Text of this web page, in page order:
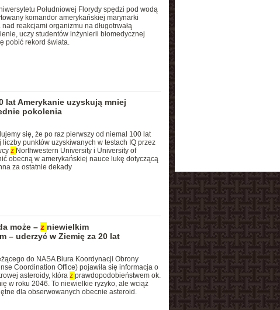
Południowej Florydy spędzi pod wodą
komandor amerykańskiej marynarki
reakcjami organizmu na długotrwałą
uczy studentów inżynierii biomedycznej
pobić rekord świata.
lat Amerykanie uzyskują mniej
pokolenia
się, że po raz pierwszy od niemal 100 lat
punktów uzyskiwanych w testach IQ przez
z Northwestern University i University of
obecną w amerykańskiej nauce lukę dotyczącą
za ostatnie dekady
może – z niewielkim
– uderzyć w Ziemię za 20 lat
do NASA Biura Koordynacji Obrony
Coordination Office) pojawiła się informacja o
asteroidy, która z prawdopodobieństwem ok.
w roku 2046. To niewielkie ryzyko, ale wciąż
dla obserwowanych obecnie asteroid.